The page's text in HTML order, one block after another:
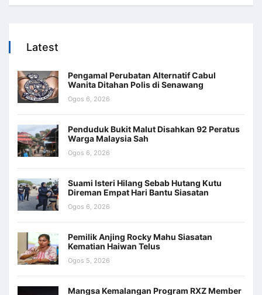
Latest
Pengamal Perubatan Alternatif Cabul
Wanita Ditahan Polis di Senawang
Ogos 6, 2026
Penduduk Bukit Malut Disahkan 92 Peratus
Warga Malaysia Sah
Ogos 6, 2026
Suami Isteri Hilang Sebab Hutang Kutu
Direman Empat Hari Bantu Siasatan
Ogos 6, 2026
Pemilik Anjing Rocky Mahu Siasatan
Kematian Haiwan Telus
Ogos 5, 2026
Mangsa Kemalangan Program RXZ Member